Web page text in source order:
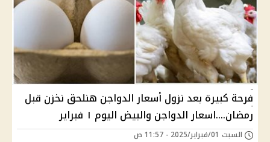
فرحة كبيرة بعد نزول أسعار الدواجن هنلحق نخزن قبل
رمضان....اسعار الدواجن والبيض اليوم ١ فبراير
السبت 01/فبراير/2025 - 11:57 ص